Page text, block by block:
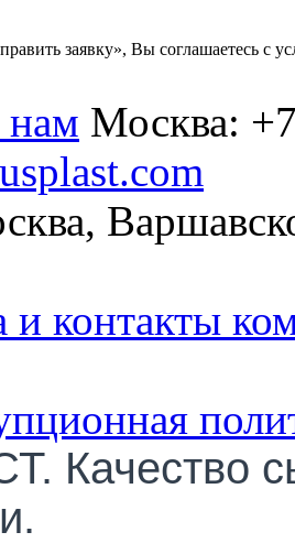
заявку», Вы соглашаетесь с
Москва:
и контакты
Качество